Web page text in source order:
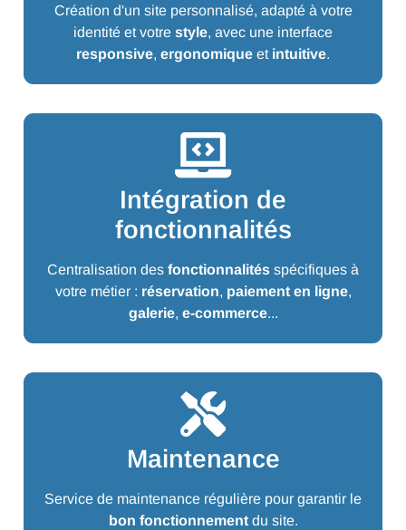
Création d'un site personnalisé, adapté à votre
identité et votre style, avec une interface
responsive, ergonomique et intuitive.
Intégration de
fonctionnalités
Centralisation des fonctionnalités spécifiques à
votre métier : réservation, paiement en ligne,
galerie, e-commerce...
Maintenance
Service de maintenance régulière pour garantir le
bon fonctionnementdu site.